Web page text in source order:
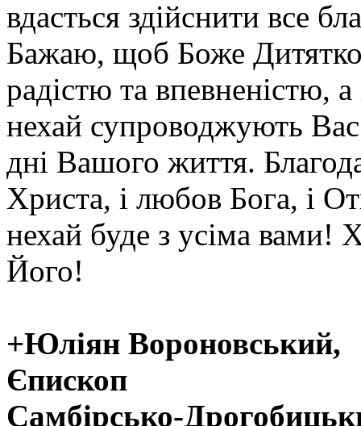
вдасться здійснити все
Бажаю, щоб Боже
радістю та впевненістю,
нехай супроводжують Вас
дні Вашого життя.
Христа, і любов Бога, і
нехай буде з усіма вами!
Його!
+Юліян Вороновський,
Єпископ
Самбірсько-